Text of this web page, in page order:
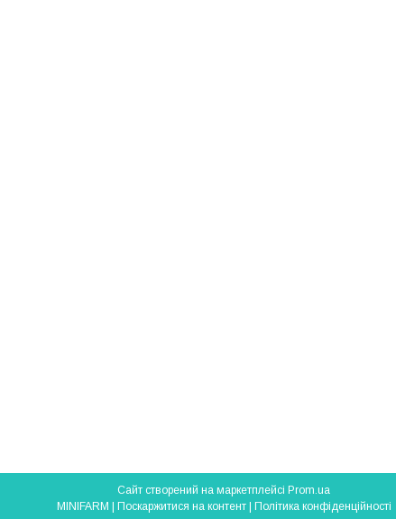
Сайт створений на маркетплейсі Prom.ua
Поскаржитися на контент Політика конфіденційності